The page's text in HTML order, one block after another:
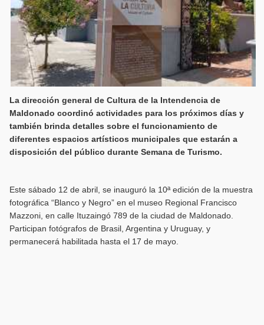
La dirección general de Cultura de la Intendencia de
Maldonado coordinó actividades para los próximos días y
también brinda detalles sobre el funcionamiento de
diferentes espacios artísticos municipales que estarán a
disposición del público durante Semana de Turismo.
Este sábado 12 de abril, se inauguró la 10ª edición de la muestra
fotográfica “Blanco y Negro” en el museo Regional Francisco
Mazzoni, en calle Ituzaingó 789 de la ciudad de Maldonado.
Participan fotógrafos de Brasil, Argentina y Uruguay, y
permanecerá habilitada hasta el 17 de mayo.